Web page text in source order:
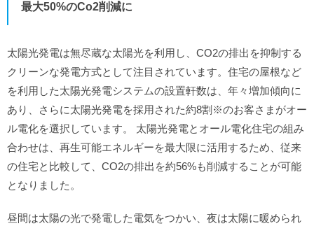
最大50%のCo2削減に
太陽光発電は無尽蔵な太陽光を利用し、CO2の排出を抑制する
クリーンな発電方式として注目されています。住宅の屋根など
を利用した太陽光発電システムの設置軒数は、年々増加傾向に
あり、さらに太陽光発電を採用された約8割※のお客さまがオー
ル電化を選択しています。 太陽光発電とオール電化住宅の組み
合わせは、再生可能エネルギーを最大限に活用するため、従来
の住宅と比較して、CO2の排出を約56%も削減することが可能
となりました。
昼間は太陽の光で発電した電気をつかい、夜は太陽に暖められ